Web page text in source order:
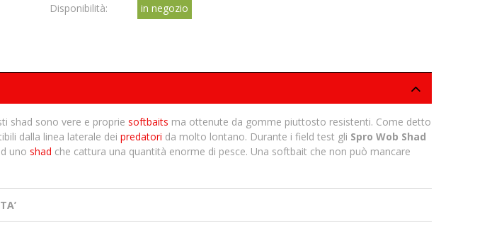
Disponibilità: in negozio
shad sono vere e proprie softbaits ma ottenute da gomme piuttosto resistenti. Come detto
dalla linea laterale dei predatori da molto lontano. Durante i field test gli Spro Wob Shad
uno shad che cattura una quantità enorme di pesce. Una softbait che non può mancare